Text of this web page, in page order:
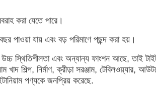
করা যেতে পারে।
যায় এবং বড় পরিমাণে পছন্দ করা হয়।
স্থিতিশীলতা এবং অন্যান্য ফাংশন আছে, তাই
খাদ শিল্প, নির্মাণ, ক্রীড়া সরঞ্জাম, টেবিলওয়্যার,
পণ্যকে জনপ্রিয় করেছে.